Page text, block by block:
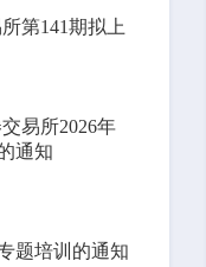
第141期拟上
易所2026年
通知
题培训的通知